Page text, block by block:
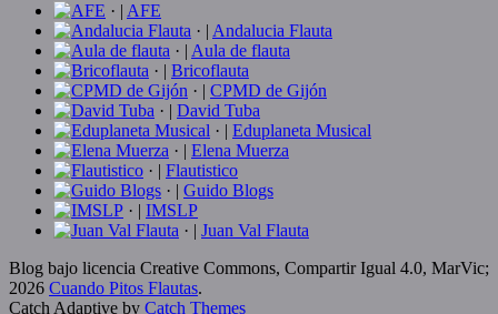
· | AFE
· | Andalucia Flauta
· | Aula de flauta
· | Bricoflauta
· | CPMD de Gijón
· | David Tuba
· | Eduplaneta Musical
· | Elena Muerza
· | Flautistico
· | Guido Blogs
· | IMSLP
· | Juan Val Flauta
Blog bajo licencia Creative Commons, Compartir Igual 4.0, MarVic;
2026 Cuando Pitos Flautas.
Catch Adaptive by Catch Themes